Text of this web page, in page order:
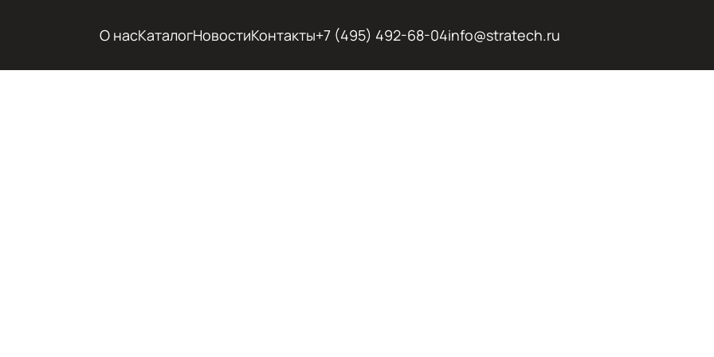
О насКаталогНовостиКонтакты+7 (495) 492-68-04info@stratech.ru